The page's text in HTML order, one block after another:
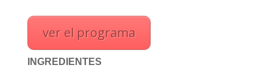
ver el programa
INGREDIENTES